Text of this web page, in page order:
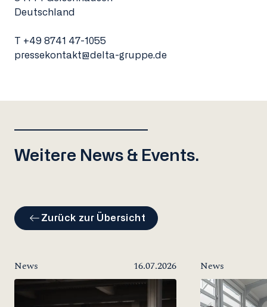
Deutschland
T +49 8741 47-1055
pressekontakt@delta-gruppe.de
Weitere News & Events.
Zurück zur Übersicht
News 16.07.2026 News